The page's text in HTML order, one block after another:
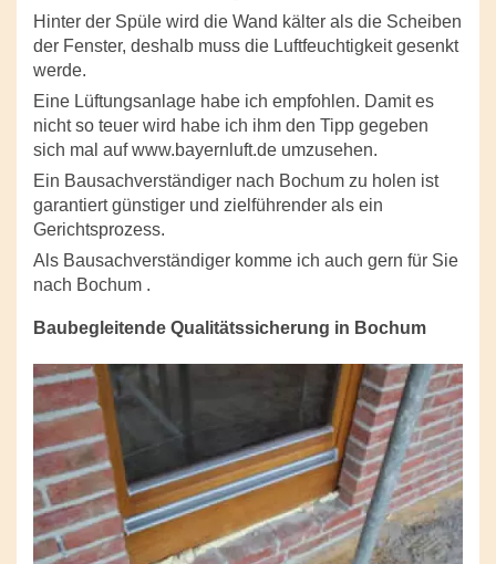
Hinter der Spüle wird die Wand kälter als die Scheiben
der Fenster, deshalb muss die Luftfeuchtigkeit gesenkt
werde.
Eine Lüftungsanlage habe ich empfohlen. Damit es
nicht so teuer wird habe ich ihm den Tipp gegeben
sich mal auf www.bayernluft.de umzusehen.
Ein Bausachverständiger nach Bochum zu holen ist
garantiert günstiger und zielführender als ein
Gerichtsprozess.
Als Bausachverständiger komme ich auch gern für Sie
nach Bochum .
Baubegleitende Qualitätssicherung in Bochum